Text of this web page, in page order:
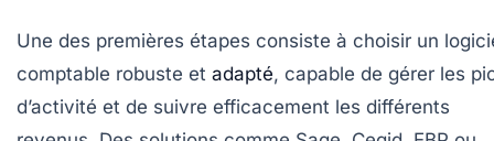
Une des premières étapes consiste à choisir un
comptable robuste et adapté, capable de gérer les
d’activité et de suivre efficacement les différents